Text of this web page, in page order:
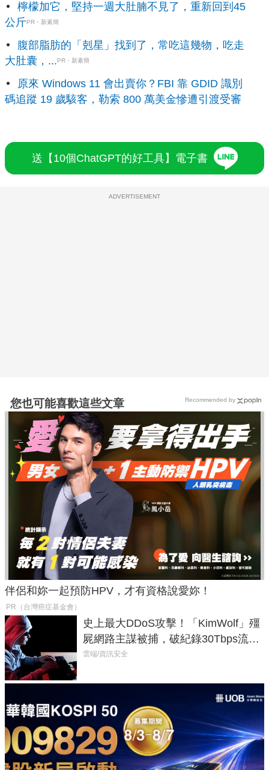
檸檬加它，堅持一週大肚腩不見了，重新回到45
公斤PR・新素簡
腹部脂肪的「剋星」找到了，常吃這幾物，吃走
大肚囊，... PR・新素簡
原來 Windows 11 會出賣你？FBI 靠 GDID 識別
碼追蹤 19 歲駭客，勒索 800 萬美金慘遭引渡受審
送【10個ChatGPT的好工具】電子書
ADVERTISEMENT
您也可能喜歡這些文章
伴侶和妳一起預防HPV，才有資格說愛妳！
PR（台灣癌症基金會）
史上最大DDoS攻擊！「KimWolf」殭
屍網路主謀被捕，破紀錄30Tbps流量
癱瘓全球！
雲端/資訊安全
Recommended by